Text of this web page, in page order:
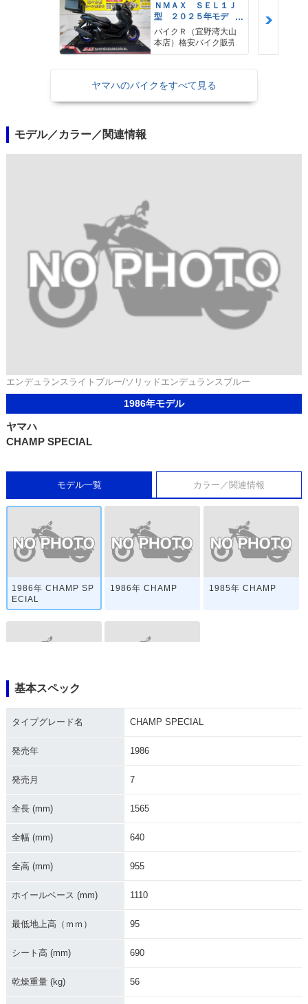
ＮＭＡＸ ＳＥＬ１Ｊ
型 ２０２５年モデ
ル ＡＢＳ キーレ
ス リアキャリア リ
アＢＯＸ
バイクＲ（宜野湾大山
本店）格安バイク販売
ヤマハのバイクをすべて見る
モデル／カラー／関連情報
エンデュランスライトブルー/ソリッドエンデュランスブルー
1986年モデル
ヤマハ
CHAMP SPECIAL
モデル一覧 カラー／関連情報
1986年 CHAMP SP
ECIAL
1986年 CHAMP 1985年 CHAMP
登場
基本スペック
タイプグレード名 CHAMP SPECIAL
発売年 1986
発売月 7
全長 (mm) 1565
全幅 (mm) 640
全高 (mm) 955
ホイールベース (mm) 1110
最低地上高（ｍｍ） 95
シート高 (mm) 690
乾燥重量 (kg) 56